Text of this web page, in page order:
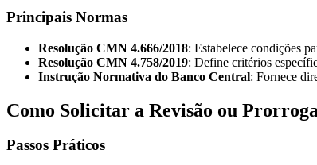
Principais Normas
Resolução CMN 4.666/2018: Estabelece condições
Resolução CMN 4.758/2019: Define critérios
Instrução Normativa do Banco Central: Fornece
Como Solicitar a Revisão ou
Passos Práticos